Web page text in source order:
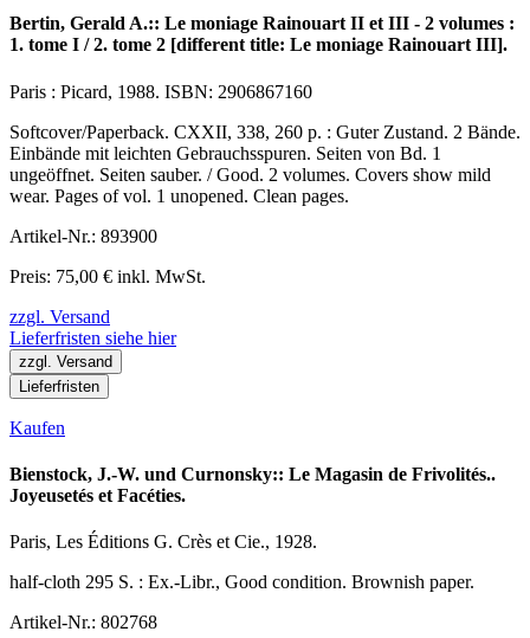
Bertin, Gerald A.:: Le moniage Rainouart II et III - 2 volumes :
1. tome I / 2. tome 2 [different title: Le moniage Rainouart III].
Paris : Picard, 1988. ISBN: 2906867160
Softcover/Paperback. CXXII, 338, 260 p. : Guter Zustand. 2 Bände.
Einbände mit leichten Gebrauchsspuren. Seiten von Bd. 1
ungeöffnet. Seiten sauber. / Good. 2 volumes. Covers show mild
wear. Pages of vol. 1 unopened. Clean pages.
Artikel-Nr.: 893900
Preis: 75,00 € inkl. MwSt.
zzgl. Versand
Lieferfristen siehe hier
zzgl. Versand
Lieferfristen
Kaufen
Bienstock, J.-W. und Curnonsky:: Le Magasin de Frivolités..
Joyeusetés et Facéties.
Paris, Les Éditions G. Crès et Cie., 1928.
half-cloth 295 S. : Ex.-Libr., Good condition. Brownish paper.
Artikel-Nr.: 802768